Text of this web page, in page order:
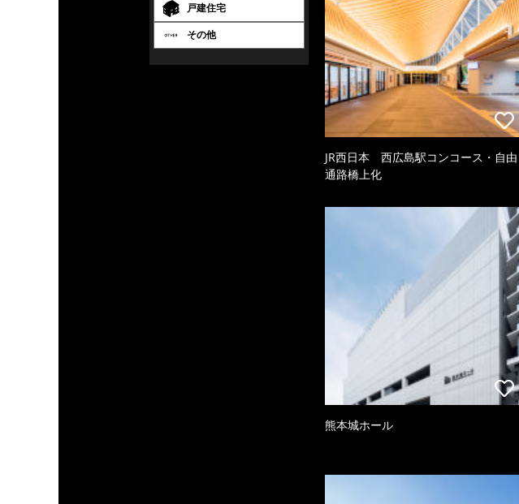
戸建住宅
その他
JR西日本 西広島駅コンコース・自由
通路橋上化
熊本城ホール